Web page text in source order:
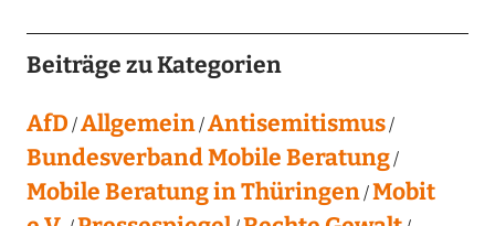
Beiträge zu Kategorien
AfD Allgemein Antisemitismus
Bundesverband Mobile Beratung
Mobile Beratung in Thüringen Mobit